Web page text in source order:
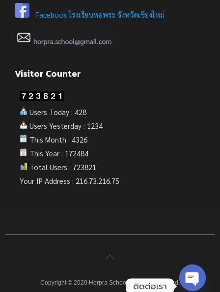
Facebook โรงเรียนหอพระ จังหวัดเชียงใหม่
Visitor Counter
Users Today : 428
Users Yesterday : 1234
This Month : 4326
This Year : 172484
Total Users : 723821
Your IP Address : 216.73.216.75
Copyright © 2020 Horpra School. All rights reserved.
ติดต่อเรา